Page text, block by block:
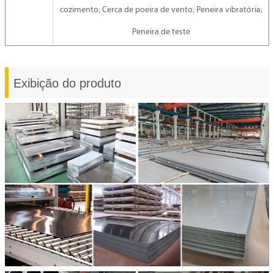
cozimento; Cerca de poeira de vento; Peneira vibratória;
Peneira de teste
Exibição do produto